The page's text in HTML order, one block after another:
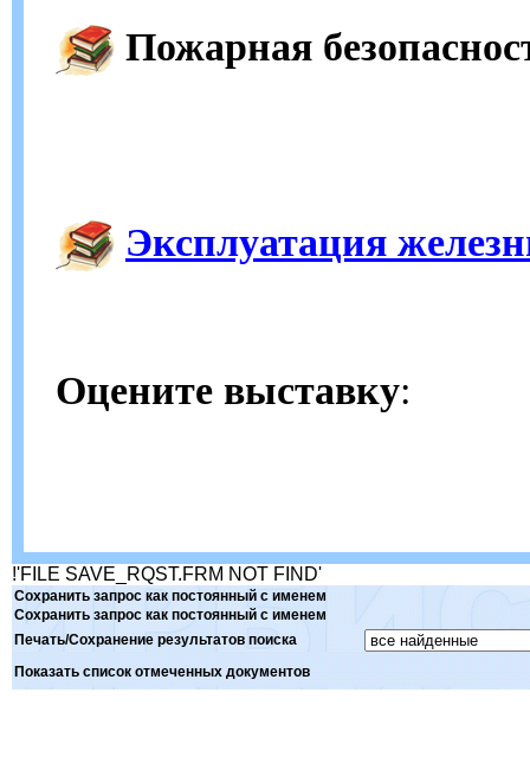
Пожарная
Эксплуатация
Оцените выставку:
!'FILE SAVE_RQST.FRM NOT FIND'
Сохранить запрос как постоянный с именем
Сохранить запрос как постоянный с именем
Печать/Сохранение результатов поиска
Показать список отмеченных документов